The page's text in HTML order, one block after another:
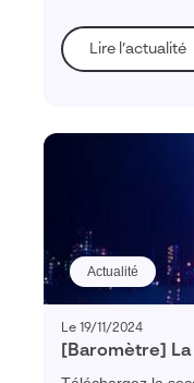
Lire l’actualité
Actualité
Le 19/11/2024
[Baromètre]
entreprises